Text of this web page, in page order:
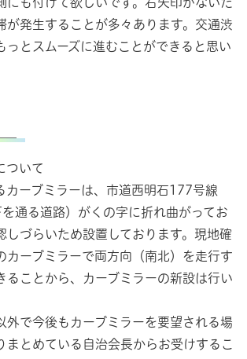
にも付けて欲しいです。右矢印がないた
が発生することが多々あります。交通渋
っとスムーズに進むことができると思い
ついて
カーブミラーは、市道西明石177号線
を通る道路）がくの字に折れ曲がってお
しづらいため設置しております。現地確
カーブミラーで両方向（南北）を走行す
ることから、カーブミラーの新設は行い
外で今後もカーブミラーを要望される場
まとめている自治会長からお受けするこ